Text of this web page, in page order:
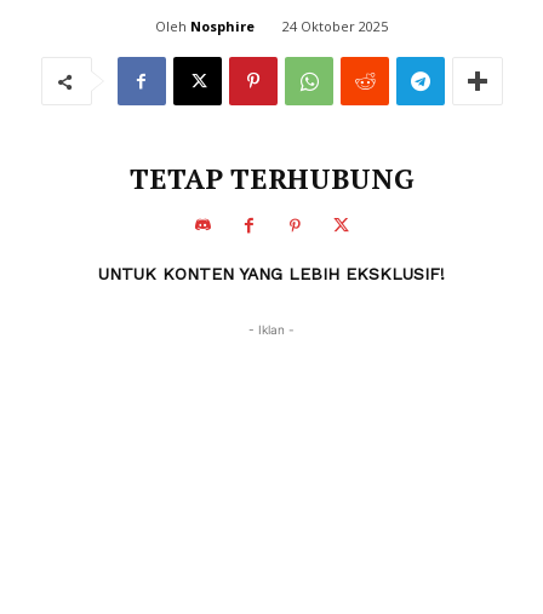
Oleh Nosphire 24 Oktober 2025
TETAP TERHUBUNG
UNTUK KONTEN YANG LEBIH EKSKLUSIF!
- Iklan -